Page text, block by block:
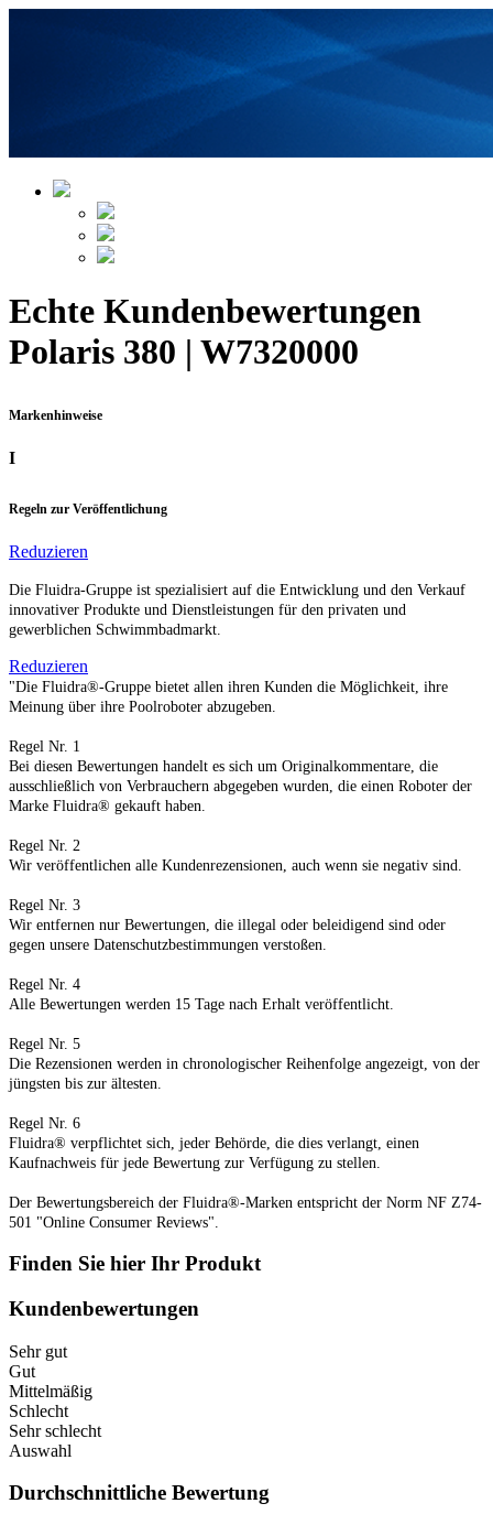
Echte Kundenbewertungen
Polaris 380 | W7320000
Markenhinweise
I
Regeln zur Veröffentlichung
Reduzieren
Die Fluidra-Gruppe ist spezialisiert auf die Entwicklung und den Verkauf
innovativer Produkte und Dienstleistungen für den privaten und
gewerblichen Schwimmbadmarkt.
Reduzieren
"Die Fluidra®-Gruppe bietet allen ihren Kunden die Möglichkeit, ihre
Meinung über ihre Poolroboter abzugeben.
Regel Nr. 1
Bei diesen Bewertungen handelt es sich um Originalkommentare, die
ausschließlich von Verbrauchern abgegeben wurden, die einen Roboter der
Marke Fluidra® gekauft haben.
Regel Nr. 2
Wir veröffentlichen alle Kundenrezensionen, auch wenn sie negativ sind.
Regel Nr. 3
Wir entfernen nur Bewertungen, die illegal oder beleidigend sind oder
gegen unsere Datenschutzbestimmungen verstoßen.
Regel Nr. 4
Alle Bewertungen werden 15 Tage nach Erhalt veröffentlicht.
Regel Nr. 5
Die Rezensionen werden in chronologischer Reihenfolge angezeigt, von der
jüngsten bis zur ältesten.
Regel Nr. 6
Fluidra® verpflichtet sich, jeder Behörde, die dies verlangt, einen
Kaufnachweis für jede Bewertung zur Verfügung zu stellen.
Der Bewertungsbereich der Fluidra®-Marken entspricht der Norm NF Z74-
501 "Online Consumer Reviews".
Finden Sie hier Ihr Produkt
Kundenbewertungen
Sehr gut
Gut
Mittelmäßig
Schlecht
Sehr schlecht
Auswahl
Durchschnittliche Bewertung